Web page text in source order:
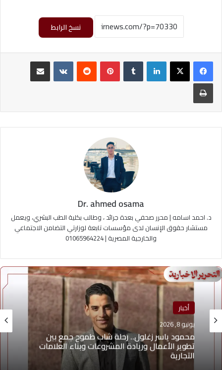
نسخ الرابط
لينكدإن بينتيريست
طباعة
Dr. ahmed osama
د. احمد اسامه | محرر صحفي بعدة جرائد ، وطالب بكلية الطب البشري، ويعمل
مستشار حقوق الإنسان لدى مؤسسات تابعة لوزارتي التضامن الاجتماعي
والخارجية المصرية | 01065964224
أخبار
يونيو 8, 2026
منوعات
يونيو 4, 2026
يوسف أيمن درويش.. عقلية بيعية شابة تقود التغيير
وتؤهل الشباب لسوق العمل2026